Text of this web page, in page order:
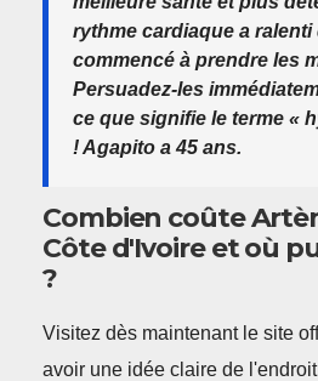
rythme cardiaque a
commencé à prendre les
Persuadez-les
ce que signifie le terme «
! Agapito a 45 ans.
Combien coûte
Côte d'Ivoire et où
?
Visitez dès maintenant le site
avoir une idée claire de